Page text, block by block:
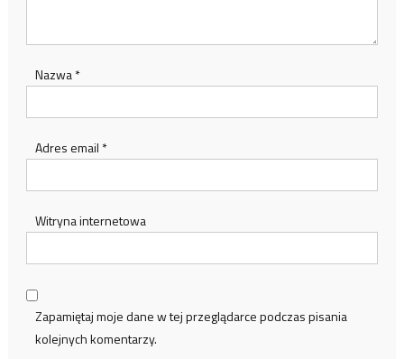
Nazwa*
Adres email *
Witryna internetowa
Zapamiętaj moje dane w tej przeglądarce podczas pisania
kolejnych komentarzy.